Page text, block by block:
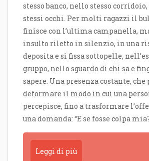
stesso banco, nello stesso
stessi occhi. Per molti ragazzi il
finisce con l’ultima campanella,
insulto riletto in silenzio, in una
deposita e si fissa sottopelle,
gruppo, nello sguardo di chi sa e
sapere. Una presenza costante, che
deformare il modo in cui una
percepisce, fino a trasformare
una domanda: “E se fosse colpa
Leggi di più